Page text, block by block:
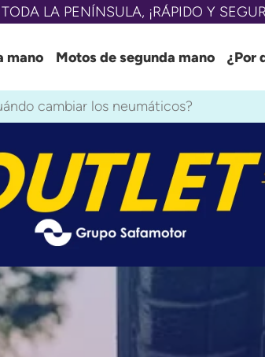
LA PENÍNSULA, ¡RÁPIDO Y
mano Motos de segunda mano ¿Por
cambiar los neumáticos?